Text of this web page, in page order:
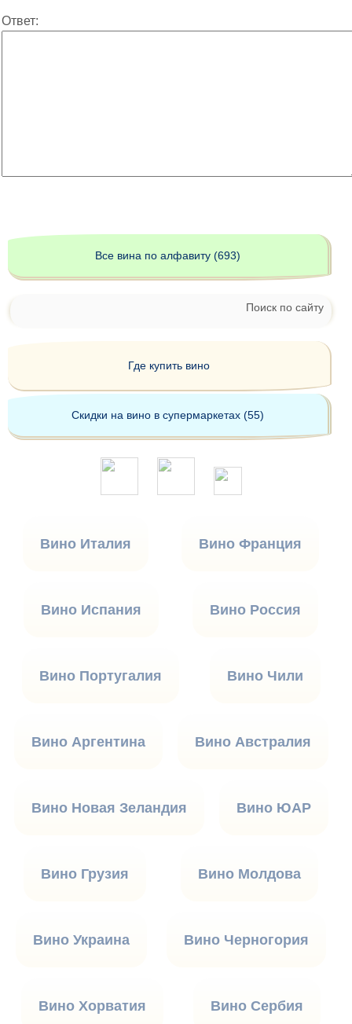
Ответ:
Все вина по алфавиту (693)
Поиск по сайту
Где купить вино
Скидки на вино в супермаркетах (55)
Вино Италия Вино Франция
Вино Испания Вино Россия
Вино Португалия Вино Чили
Вино Аргентина Вино Австралия
Вино Новая Зеландия Вино ЮАР
Вино Грузия Вино Молдова
Вино Украина Вино Черногория
Вино Хорватия Вино Сербия